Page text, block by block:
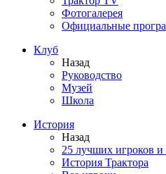
Фотогалерея
Официальные
Клуб
Назад
Руководство
Музей
Школа
История
Назад
25 лучших игроков и
История Трактора